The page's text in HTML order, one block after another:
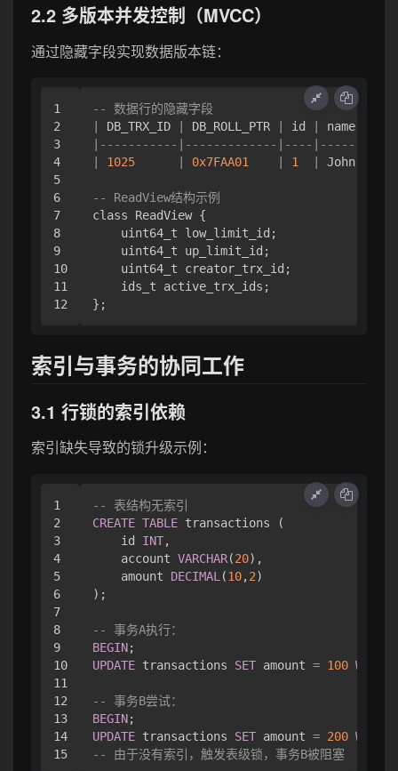
2.2 多版本并发控制（MVCC）
通过隐藏字段实现数据版本链：
1
2
3
4
5
6
7
8
9
10
11
-- 数据行的隐藏字段
DB_TRX_ID DB_ROLL_PTR id name
-----------|-------------|----|------
1025 0x7FAA01 1 John
-- ReadView结构示例
class ReadView {
    uint64_t low_limit_id;
    uint64_t up_limit_id;
    uint64_t creator_trx_id;
    ids_t active_trx_ids;
索引与事务的协同工作
3.1 行锁的索引依赖
索引缺失导致的锁升级示例：
1
2
3
4
5
6
7
8
9
10
11
12
13
14
-- 表结构无索引
CREATE TABLE transactions (
    id
INT,
    account
VARCHAR(20),
    amount
DECIMAL (10,2)
);
-- 事务A执行：
BEGIN
UPDATE transactions SET amount = 100 WHERE
-- 事务B尝试：
BEGIN
UPDATE transactions SET amount = 200 WHERE
-- 由于没有索引，触发表级锁，事务B被阻塞